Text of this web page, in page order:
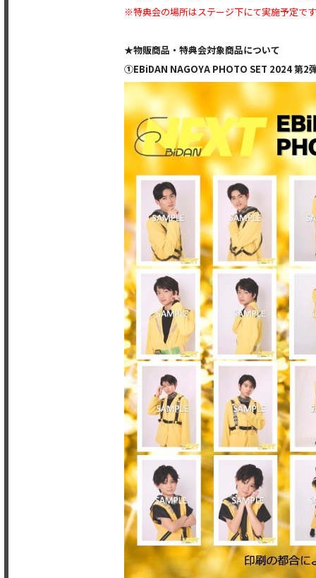
※特典会の場所はステージ下にて実施予定で
★物販商品・特典会対象商品について
①EBiDAN NAGOYA PHOTO SET 2024 第2